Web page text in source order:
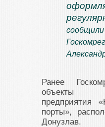
Ранее
объекты
предприятия
порты»,
Донузлав.